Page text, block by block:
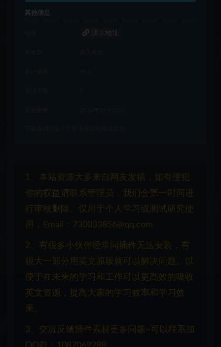
其他信息
演示地址
1、本站资源大多来自网友发稿，如有侵犯
你的权益请联系管理员，我们会第一时间进
行审核删除。仅用于个人学习或测试研究使
用，Email：730033856@qq.com
2、有很多小伙伴经常问插件无法安装，有
很大一部分用英文原版就可以解决问题。以
便于在未来的学习和工作可以更高效的吸收
英文资源，提高大家的学习效率和学习效
果。
3、交流反馈插件素材更多问题~可以联系加